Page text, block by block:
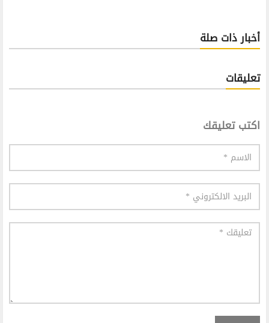
أخبار ذات صلة
تعليقات
اكتب تعليقك